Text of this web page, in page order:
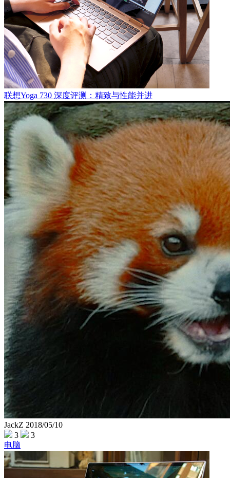
联想Yoga 730 深度评测：精致与性能并进
JackZ 2018/05/10
3
3
电脑